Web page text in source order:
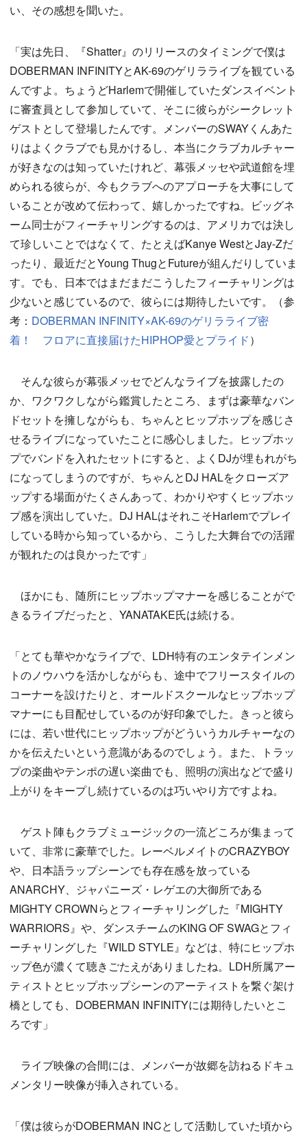
い、その感想を聞いた。
「実は先日、『Shatter』のリリースのタイミングで僕は
DOBERMAN INFINITYとAK-69のゲリラライブを観ている
んですよ。ちょうどHarlemで開催していたダンスイベント
に審査員として参加していて、そこに彼らがシークレット
ゲストとして登場したんです。メンバーのSWAYくんあた
りはよくクラブでも見かけるし、本当にクラブカルチャー
が好きなのは知っていたけれど、幕張メッセや武道館を埋
められる彼らが、今もクラブへのアプローチを大事にして
いることが改めて伝わって、嬉しかったですね。ビッグネ
ーム同士がフィーチャリングするのは、アメリカでは決し
て珍しいことではなくて、たとえばKanye WestとJay-Zだ
ったり、最近だとYoung ThugとFutureが組んだりしていま
す。でも、日本ではまだまだこうしたフィーチャリングは
少ないと感じているので、彼らには期待したいです。（参
考： DOBERMAN INFINITY×AK-69のゲリラライブ密
着！ フロアに直接届けたHIPHOP愛とプライド）
そんな彼らが幕張メッセでどんなライブを披露したの
か、ワクワクしながら鑑賞したところ、まずは豪華なバン
ドセットを擁しながらも、ちゃんとヒップホップを感じさ
せるライブになっていたことに感心しました。ヒップホッ
プでバンドを入れたセットにすると、よくDJが埋もれがち
になってしまうのですが、ちゃんとDJ HALをクローズア
ップする場面がたくさんあって、わかりやすくヒップホッ
プ感を演出していた。DJ HALはそれこそHarlemでプレイ
している時から知っているから、こうした大舞台での活躍
が観れたのは良かったです」
ほかにも、随所にヒップホップマナーを感じることがで
きるライブだったと、YANATAKE氏は続ける。
「とても華やかなライブで、LDH特有のエンタテインメン
トのノウハウを活かしながらも、途中でフリースタイルの
コーナーを設けたりと、オールドスクールなヒップホップ
マナーにも目配せしているのが好印象でした。きっと彼ら
には、若い世代にヒップホップがどういうカルチャーなの
かを伝えたいという意識があるのでしょう。また、トラッ
プの楽曲やテンポの遅い楽曲でも、照明の演出などで盛り
上がりをキープし続けているのは巧いやり方ですよね。
ゲスト陣もクラブミュージックの一流どころが集まって
いて、非常に豪華でした。レーベルメイトのCRAZYBOY
や、日本語ラップシーンでも存在感を放っている
ANARCHY、ジャパニーズ・レゲエの大御所である
MIGHTY CROWNらとフィーチャリングした『MIGHTY
WARRIORS』や、ダンスチームのKING OF SWAGとフィ
ーチャリングした『WILD STYLE』などは、特にヒップホ
ップ色が濃くて聴きごたえがありましたね。LDH所属アー
ティストとヒップホップシーンのアーティストを繋ぐ架け
橋としても、DOBERMAN INFINITYには期待したいとこ
ろです」
ライブ映像の合間には、メンバーが故郷を訪ねるドキュ
メンタリー映像が挿入されている。
「僕は彼らがDOBERMAN INCとして活動していた頃から